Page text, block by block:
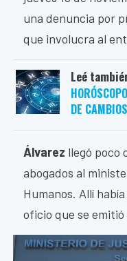
una denuncia por
que involucra al
Leé
DE
Álvarez llegó poco
abogados al
Humanos. Allí
oficio que se emitió